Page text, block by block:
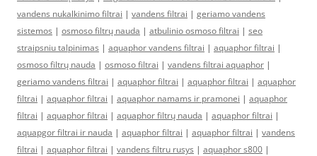
vandens nukalkinimo filtrai | vandens filtrai | geriamo vandens
sistemos | osmoso filtrų nauda | atbulinio osmoso filtrai | seo
straipsniu talpinimas | aquaphor vandens filtrai | aquaphor filtrai |
osmoso filtrų nauda | osmoso filtrai | vandens filtrai aquaphor |
geriamo vandens filtrai | aquaphor filtrai | aquaphor filtrai | aquaphor
filtrai | aquaphor filtrai | aquaphor namams ir pramonei | aquaphor
filtrai | aquaphor filtrai | aquaphor filtrų nauda | aquaphor filtrai |
aquapgor filtrai ir nauda | aquaphor filtrai | aquaphor filtrai | vandens
filtrai | aquaphor filtrai | vandens filtru rusys | aquaphor s800 |